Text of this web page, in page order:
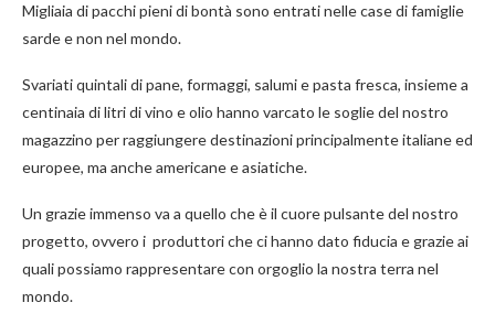
Migliaia di pacchi pieni di bontà sono entrati nelle case di famiglie
sarde e non nel mondo.
Svariati quintali di pane, formaggi, salumi e pasta fresca, insieme a
centinaia di litri di vino e olio hanno varcato le soglie del nostro
magazzino per raggiungere destinazioni principalmente italiane ed
europee, ma anche americane e asiatiche.
Un grazie immenso va a quello che è il cuore pulsante del nostro
progetto, ovvero i produttori che ci hanno dato fiducia e grazie ai
quali possiamo rappresentare con orgoglio la nostra terra nel
mondo.